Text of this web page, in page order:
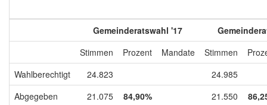
Gemeinderatswahl '17
Stimmen
Prozent Mandate Stimmen
Wahlberechtigt
24.823
24.985
Abgegeben
21.075 84,90% 21.550